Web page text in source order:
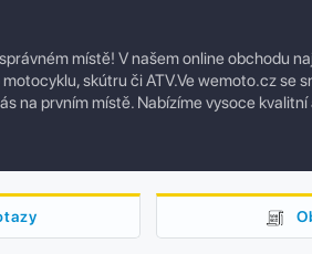
místě! V našem online obchodu
skútru či ATV.Ve wemoto.cz se
na prvním místě. Nabízíme vysoce